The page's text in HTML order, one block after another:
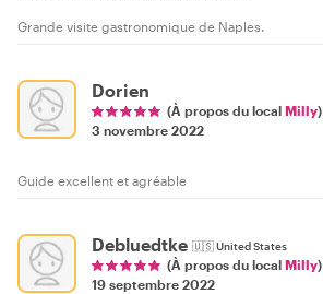
Grande visite gastronomique de Naples.
Dorien
(À propos du local Milly)
3 novembre 2022
Guide excellent et agréable
Debluedtke 🇺🇸United States
(À propos du local Milly)
19 septembre 2022